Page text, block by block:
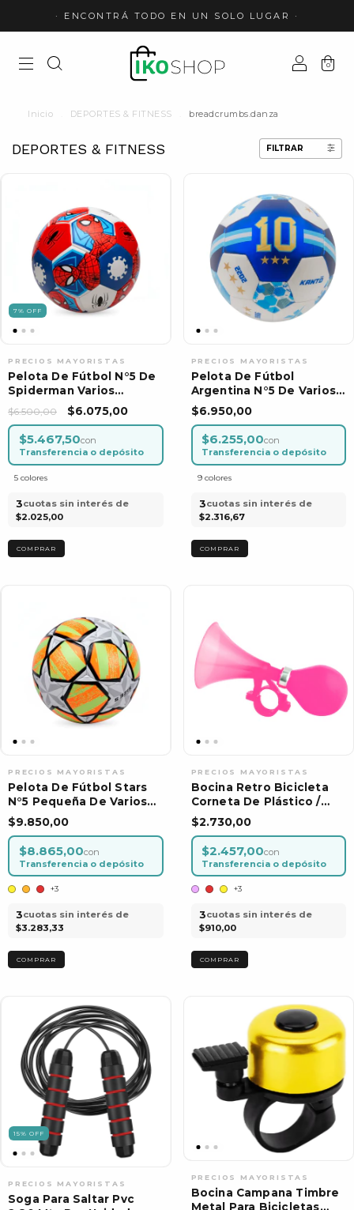
· ENCONTRÁ TODO EN UN SOLO LUGAR ·
0
Inicio DEPORTES & FITNESS breadcrumbs.danza
DEPORTES & FITNESS FILTRAR
7% OFF
Pelota De Fútbol N°5 De
Spiderman Varios
Modelos
$6.500,00 $6.075,00
$5.467,50con
Transferencia o depósito
5 colores
3cuotas sin interés de
$2.025,00
COMPRAR
Pelota De Fútbol
Argentina N°5 De Varios
Modelos
$6.950,00
$6.255,00con
Transferencia o depósito
9 colores
3cuotas sin interés de
$2.316,67
COMPRAR
Pelota De Fútbol Stars
N°5 Pequeña De Varios
Colores
$9.850,00
$8.865,00con
Transferencia o depósito
+3
3cuotas sin interés de
$3.283,33
COMPRAR
Bocina Retro Bicicleta
Corneta De Plástico /
Varios Colores
$2.730,00
$2.457,00con
Transferencia o depósito
+3
3cuotas sin interés de
$910,00
COMPRAR
15% OFF
Soga Para Saltar Pvc
Bocina Campana Timbre
Metal Para Bicicletas